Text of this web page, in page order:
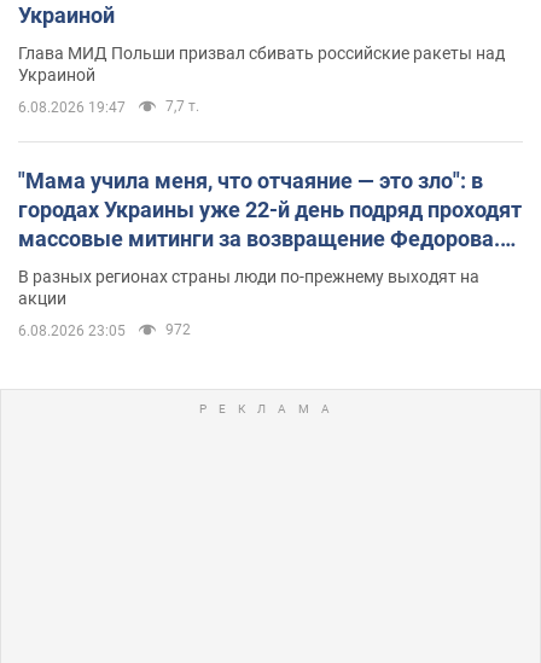
Украиной
Глава МИД Польши призвал сбивать российские ракеты над
Украиной
6.08.2026 19:47 7,7 т.
"Мама учила меня, что отчаяние — это зло": в
городах Украины уже 22-й день подряд проходят
массовые митинги за возвращение Федорова.
Фото и видео
В разных регионах страны люди по-прежнему выходят на
акции
6.08.2026 23:05 972